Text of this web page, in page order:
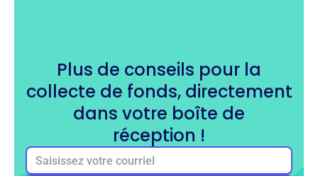
Plus de conseils pour la
collecte de fonds, directement
dans votre boîte de
réception !